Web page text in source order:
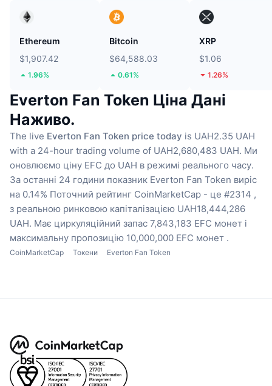
Ethereum
$1,907.42
1.96%
Bitcoin
$64,588.03
0.61%
XRP
$1.06
1.26%
Everton Fan Token Ціна Дані
Наживо.
The live Everton Fan Token price today is UAH2.35 UAH
with a 24-hour trading volume of UAH2,680,483 UAH. Ми
оновлюємо ціну EFC до UAH в режимі реального часу.
За останні 24 години показник Everton Fan Token виріс
на 0.14% Поточний рейтинг CoinMarketCap - це #2314 ,
з реальною ринковою капіталізацією UAH18,444,286
UAH. Має циркуляційний запас 7,843,183 EFC монет і
максимальну пропозицію 10,000,000 EFC монет .
CoinMarketCap Токени Everton Fan Token